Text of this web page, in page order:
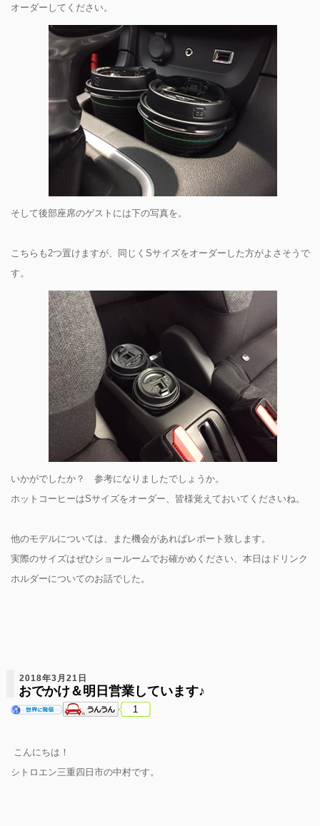
オーダーしてください。
そして後部座席のゲストには下の写真を。
こちらも2つ置けますが、同じくSサイズをオーダーした方がよさそうで
す。
いかがでしたか？ 参考になりましたでしょうか。
ホットコーヒーはSサイズをオーダー、皆様覚えておいてくださいね。
他のモデルについては、また機会があればレポート致します。
実際のサイズはぜひショールームでお確かめください、本日はドリンク
ホルダーについてのお話でした。
2018年3月21日
おでかけ＆明日営業しています♪
1
こんにちは！
シトロエン三重四日市の中村です。